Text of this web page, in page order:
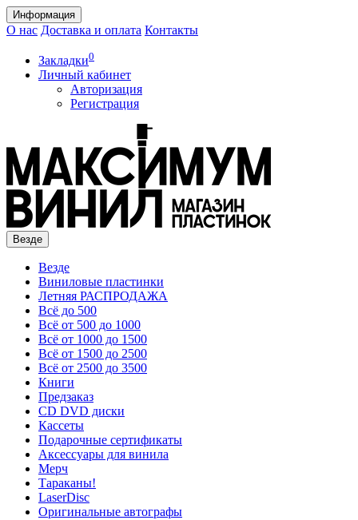
Информация
О нас Доставка и оплата Контакты
Закладки0
Личный кабинет
Авторизация
Регистрация
Везде
Везде
Виниловые пластинки
Летняя РАСПРОДАЖА
Всё до 500
Всё от 500 до 1000
Всё от 1000 до 1500
Всё от 1500 до 2500
Всё от 2500 до 3500
Книги
Предзаказ
CD DVD диски
Кассеты
Подарочные сертификаты
Аксессуары для винила
Мерч
Тараканы!
LaserDisc
Оригинальные автографы